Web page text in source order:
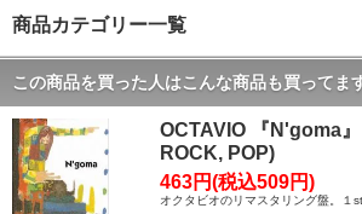
商品カテゴリー一覧
この商品を買った人はこんな商品も買ってま
OCTAVIO 『N'goma
ROCK, POP)
463円(税込509円)
オクタビオのリマスタリング盤。１